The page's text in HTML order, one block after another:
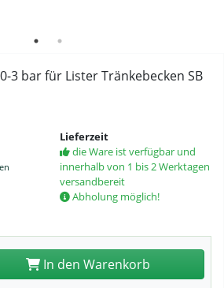
3 bar für Lister Tränkebecken SB
Lieferzeit
die Ware ist verfügbar und
innerhalb von 1 bis 2 Werktagen
versandbereit
Abholung möglich!
In den Warenkorb